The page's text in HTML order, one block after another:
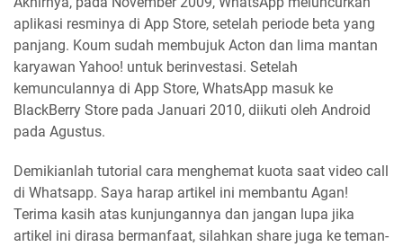
aplikasi resminya di App Store, setelah periode beta yang
panjang. Koum sudah membujuk Acton dan lima mantan
karyawan Yahoo! untuk berinvestasi. Setelah
kemunculannya di App Store, WhatsApp masuk ke
BlackBerry Store pada Januari 2010, diikuti oleh Android
pada Agustus.
Demikianlah tutorial cara menghemat kuota saat video call
di Whatsapp. Saya harap artikel ini membantu Agan!
Terima kasih atas kunjungannya dan jangan lupa jika
artikel ini dirasa bermanfaat, silahkan share juga ke teman-